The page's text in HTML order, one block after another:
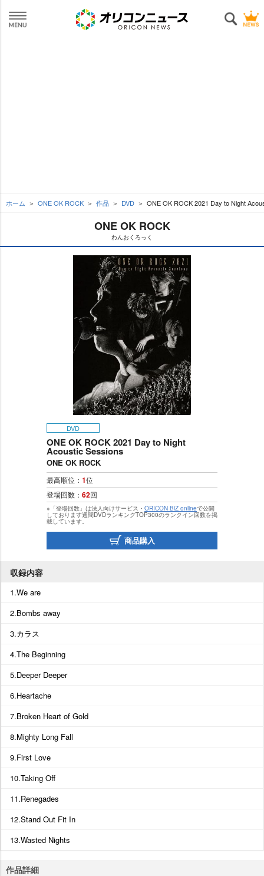
ホーム ONE OK ROCK 作品 DVD ONE OK ROCK 2021 Day to Night
ONE OK ROCK
わんおくろっく
DVD
ONE OK ROCK 2021 Day to Night
Acoustic Sessions
ONE OK ROCK
最高順位： 1位
登場回数： 62回
※「登場回数」は法人向けサービス・ ORICON BiZ onlineで公開
しております週間DVDランキングTOP300のランクイン回数を掲
載しています。
商品購入
収録内容
1.We are
2.Bombs away
3.カラス
4.The Beginning
5.Deeper Deeper
6.Heartache
7.Broken Heart of Gold
8.Mighty Long Fall
9.First Love
10.Taking Off
11.Renegades
12.Stand Out Fit In
13.Wasted Nights
作品詳細